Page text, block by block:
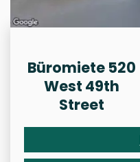
Büromiete 520
West 49th
Street